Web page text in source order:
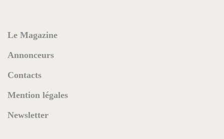
Le Magazine
Annonceurs
Contacts
Mention légales
Newsletter